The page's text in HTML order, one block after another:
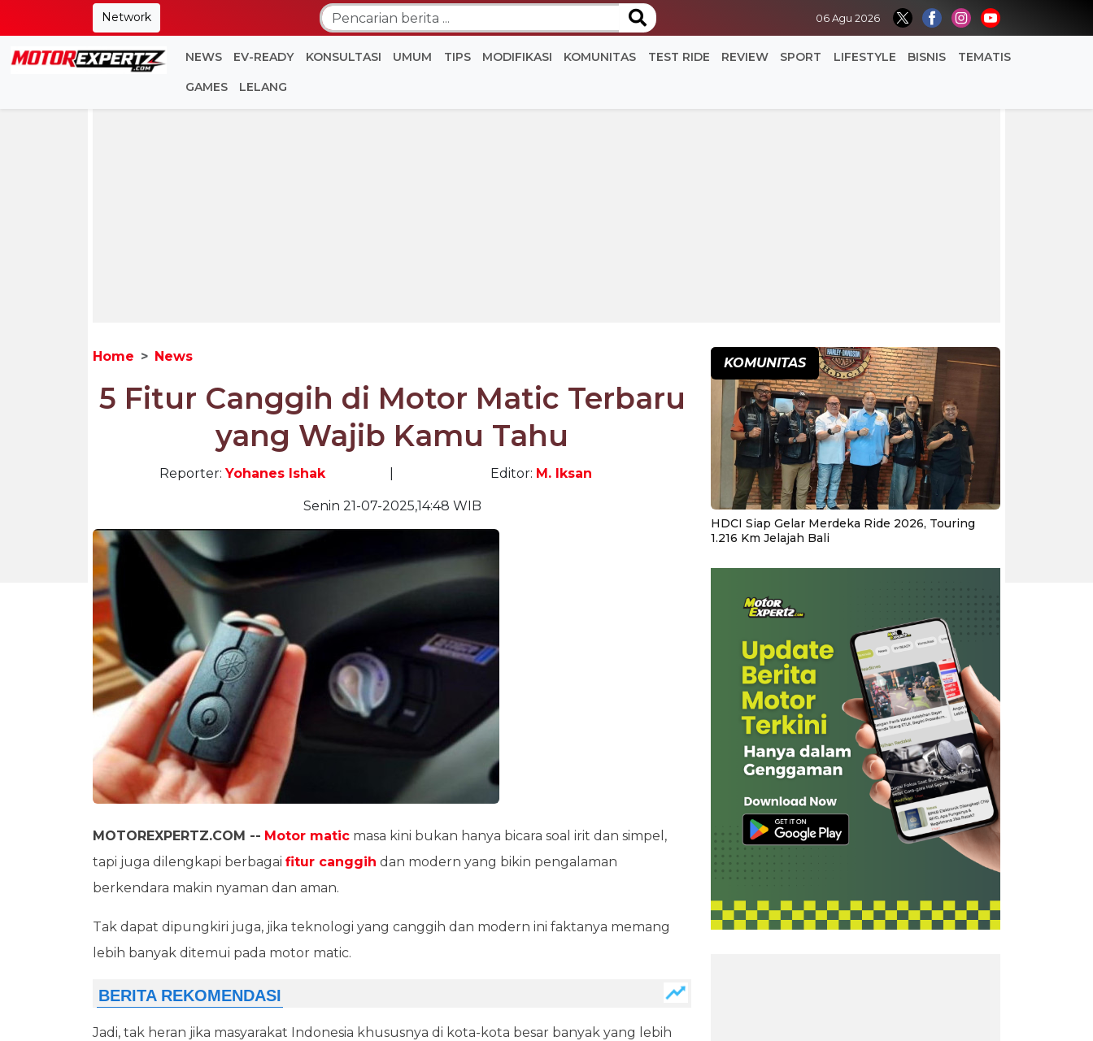
Network 06 Agu 2026
NEWS EV-READY KONSULTASI UMUM TIPS MODIFIKASI KOMUNITAS TEST RIDE REVIEW SPORT LIFESTYLE BISNIS TEMATIS
GAMES LELANG
Home News
5 Fitur Canggih di Motor Matic Terbaru
yang Wajib Kamu Tahu
Reporter:Yohanes Ishak Editor: M. Iksan
Senin 21-07-2025,14:48 WIB
MOTOREXPERTZ.COM -- Motor matic masa kini bukan hanya bicara soal irit dan simpel,
tapi juga dilengkapi berbagai fitur canggih dan modern yang bikin pengalaman
berkendara makin nyaman dan aman.
Tak dapat dipungkiri juga, jika teknologi yang canggih dan modern ini faktanya memang
lebih banyak ditemui pada motor matic.
Jadi, tak heran jika masyarakat Indonesia khususnya di kota-kota besar banyak yang lebih
KOMUNITAS
HDCI Siap Gelar Merdeka Ride 2026, Touring
1.216 Km Jelajah Bali